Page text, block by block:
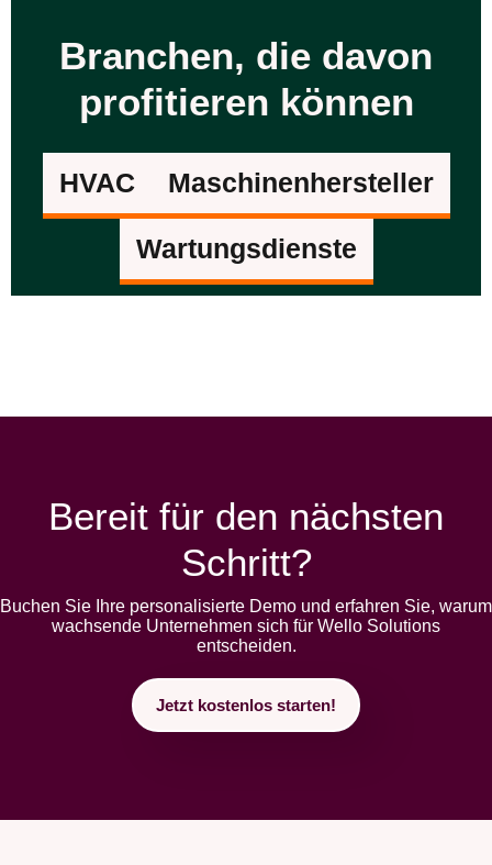
Branchen, die davon
profitieren können
HVAC Maschinenhersteller
Wartungsdienste
Bereit für den nächsten
Schritt?
Buchen Sie Ihre personalisierte Demo und erfahren Sie, warum
wachsende Unternehmen sich für Wello Solutions
entscheiden.
Jetzt kostenlos starten!